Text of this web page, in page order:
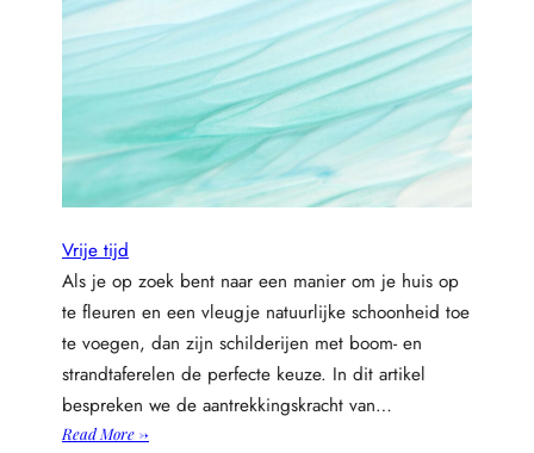
a
l
e
n
n
c
s
p
o
Vrije tijd
Als je op zoek bent naar een manier om je huis op
te fleuren en een vleugje natuurlijke schoonheid toe
te voegen, dan zijn schilderijen met boom- en
strandtaferelen de perfecte keuze. In dit artikel
bespreken we de aantrekkingskracht van…
Read More →: